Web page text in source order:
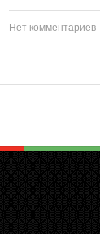
Нет комментариев